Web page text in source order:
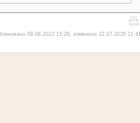
09.08.2022 15:26, изменено 22.07.2026 21:41